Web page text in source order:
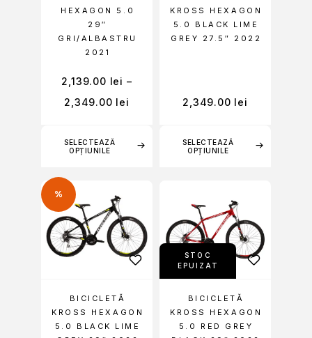
SELECTEAZĂ
OPȚIUNILE
HEXAGON 5.0
29″
GRI/ALBASTRU
2021
2,139.00 lei –
2,349.00 lei
SELECTEAZĂ
OPȚIUNILE
KROSS HEXAGON
5.0 BLACK LIME
GREY 27.5″ 2022
2,349.00 lei
%
BICICLETĂ
KROSS HEXAGON
5.0 BLACK LIME
STOC
EPUIZAT
BICICLETĂ
KROSS HEXAGON
5.0 RED GREY